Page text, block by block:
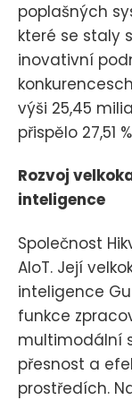
poplašných
které se staly
inovativní
výši 25,45
přispělo 27,51
Rozvoj
inteligence
Společnost
AIoT. Její
inteligence
funkce
multimodální
přesnost a
prostředích.